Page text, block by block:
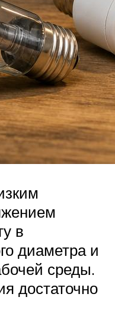
в
диаметра и
среды.
достаточно